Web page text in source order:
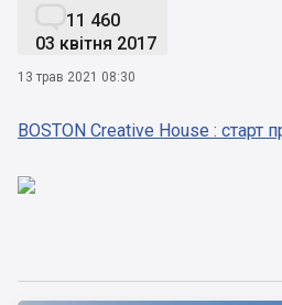
11 460
03 квітня 2017
13 трав 2021 08:30
BOSTON Creative House : старт